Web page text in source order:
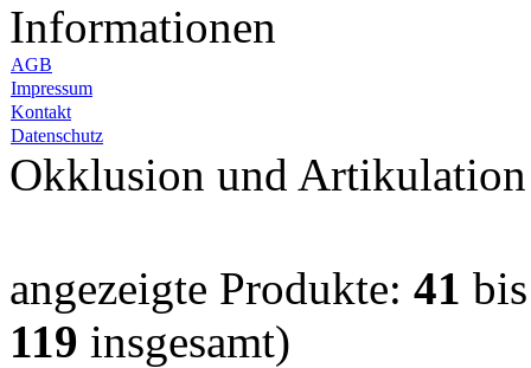
Informationen
AGB
Impressum
Kontakt
Datenschutz
Okklusion und Artikulation
angezeigte Produkte: 41
119 insgesamt)